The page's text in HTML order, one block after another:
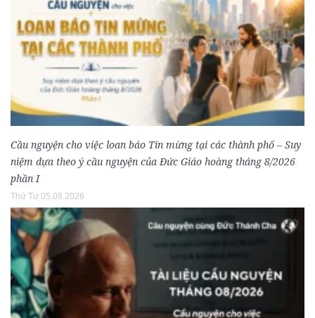
Cầu nguyện cho việc loan báo Tin mừng tại các thành phố – Suy
niệm dựa theo ý cầu nguyện của Đức Giáo hoàng tháng 8/2026
phần I
Thứ Tư 05.08.2026